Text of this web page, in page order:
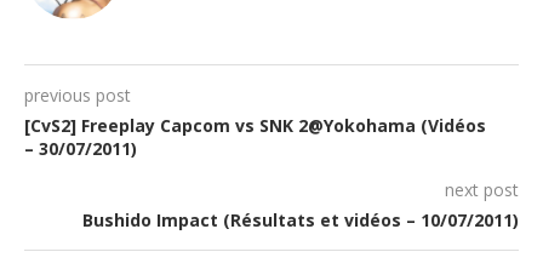
previous post
[CvS2] Freeplay Capcom vs SNK 2@Yokohama (Vidéos
– 30/07/2011)
next post
Bushido Impact (Résultats et vidéos – 10/07/2011)